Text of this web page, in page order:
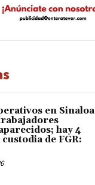
en Sinaloa
hay 4
de FGR: